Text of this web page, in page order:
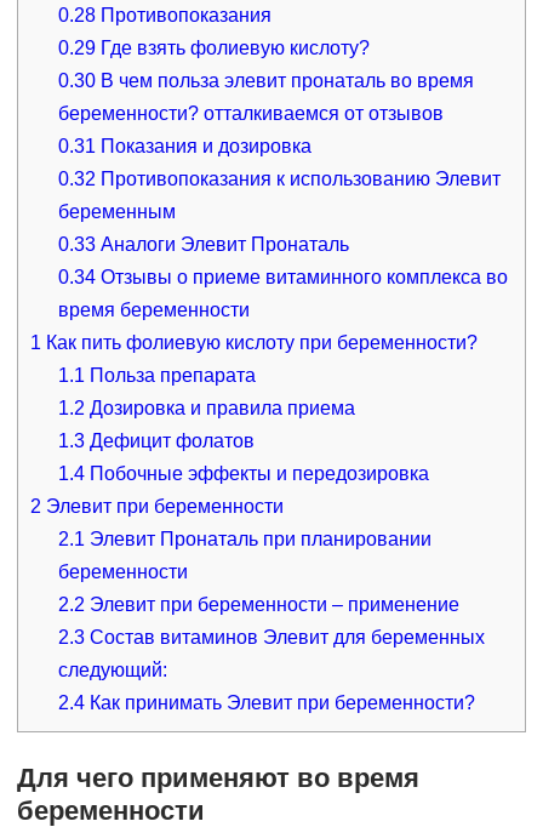
0.28 Противопоказания
0.29 Где взять фолиевую кислоту?
0.30 В чем польза элевит пронаталь во время
беременности? отталкиваемся от отзывов
0.31 Показания и дозировка
0.32 Противопоказания к использованию Элевит
беременным
0.33 Аналоги Элевит Пронаталь
0.34 Отзывы о приеме витаминного комплекса во
время беременности
1 Как пить фолиевую кислоту при беременности?
1.1 Польза препарата
1.2 Дозировка и правила приема
1.3 Дефицит фолатов
1.4 Побочные эффекты и передозировка
2 Элевит при беременности
2.1 Элевит Пронаталь при планировании
беременности
2.2 Элевит при беременности – применение
2.3 Состав витаминов Элевит для беременных
следующий:
2.4 Как принимать Элевит при беременности?
Для чего применяют во время
беременности